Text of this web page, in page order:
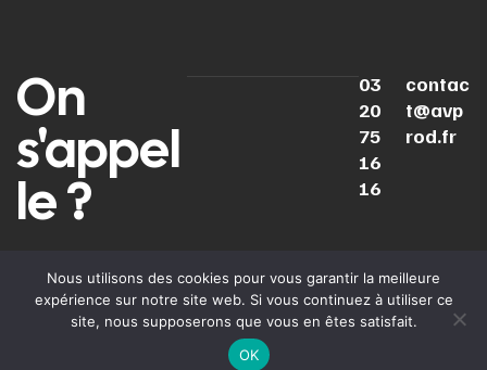
On
s'appel
le ?
03
20
75
16
16
contac
t@avp
rod.fr
LINKEDIN INSTAGRAMYOUTUBETIKTOK
© 2025AV Prod. Tous Politique de
confidentialité
Mentions
Nous utilisons des cookies pour vous garantir la meilleure
expérience sur notre site web. Si vous continuez à utiliser ce
site, nous supposerons que vous en êtes satisfait.
OK